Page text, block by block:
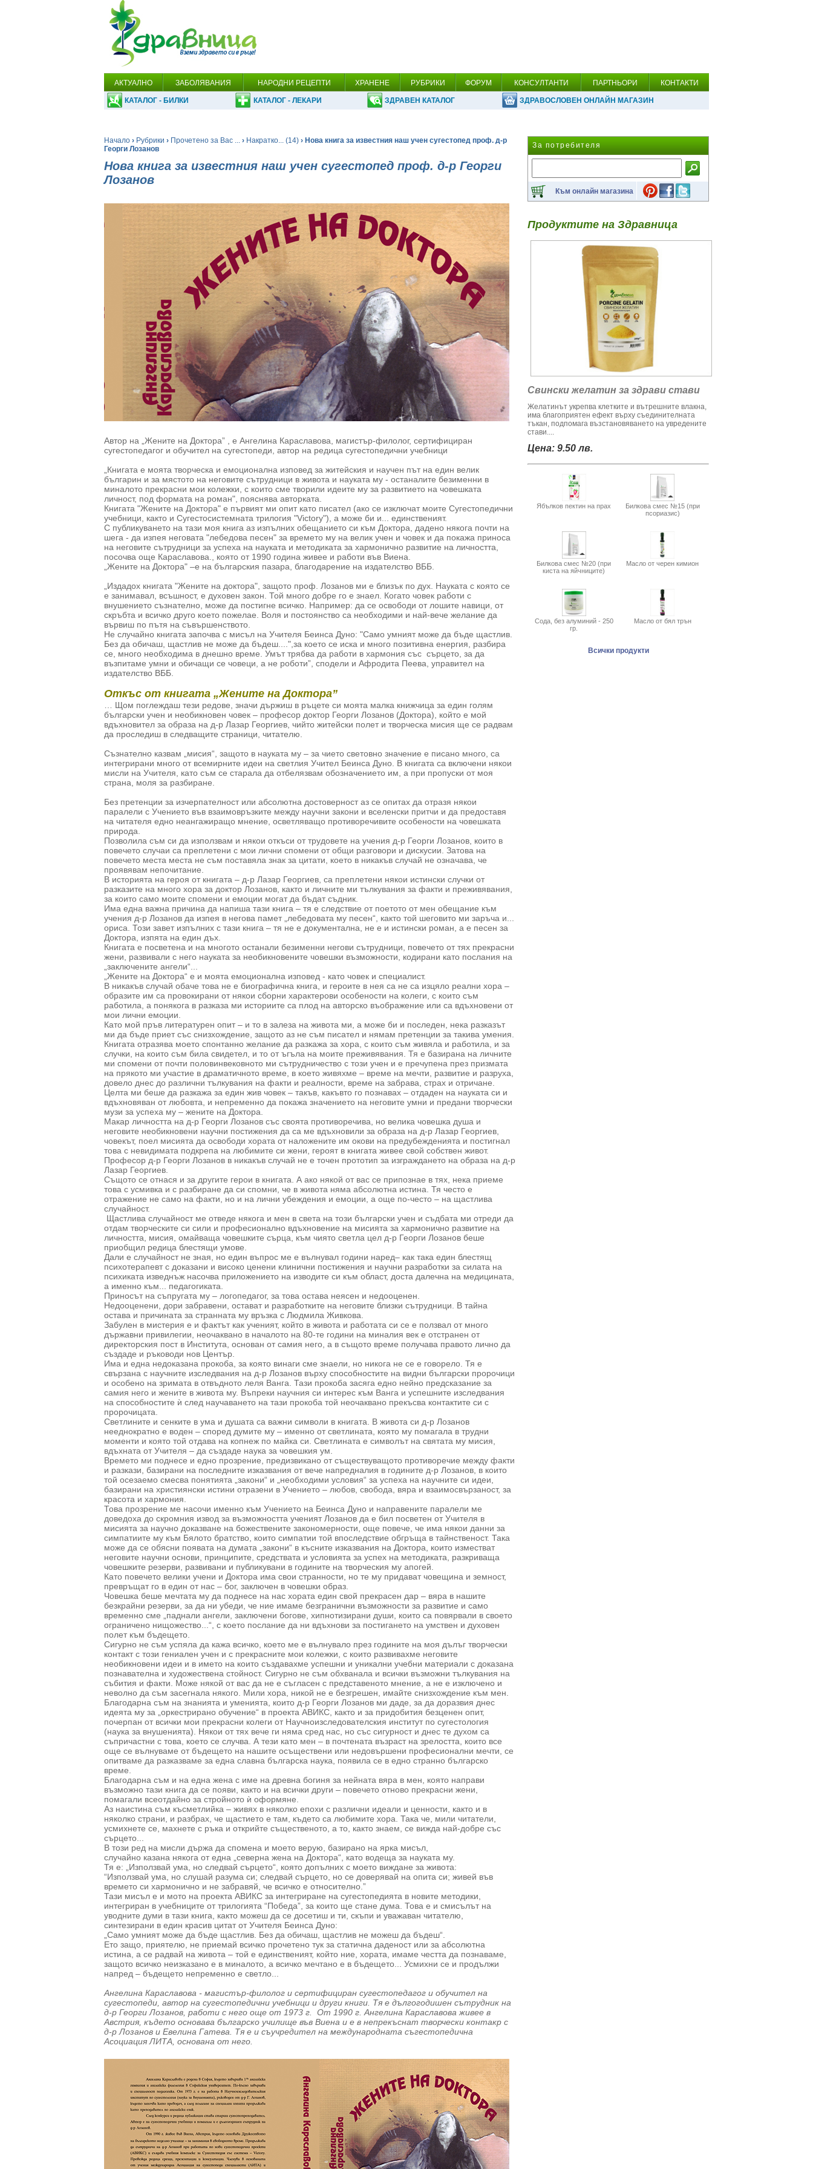
АКТУАЛНО ЗАБОЛЯВАНИЯ НАРОДНИ РЕЦЕПТИ ХРАНЕНЕ РУБРИКИ ФОРУМ КОНСУЛТАНТИ ПАРТНЬОРИ КОНТАКТИ
КАТАЛОГ - БИЛКИ КАТАЛОГ - ЛЕКАРИ ЗДРАВЕН КАТАЛОГ ЗДРАВОСЛОВЕН ОНЛАЙН МАГАЗИН
Начало › Рубрики › Прочетено за Вас ... › Накратко... (14) › Нова книга за известния наш учен сугестопед проф. д-р
Георги Лозанов
Нова книга за известния наш учен сугестопед проф. д-р Георги
Лозанов
Автор на „Жените на Доктора” , е Ангелина Караславова, магистър-филолог, сертифициран
сугестопедагог и обучител на сугестопеди, автор на редица сугестопедични учебници
„Книгата е моята творческа и емоционална изповед за житейския и научен път на един велик
българин и за мястото на неговите сътрудници в живота и науката му - останалите безименни в
миналото прекрасни мои колежки, с които сме творили идеите му за развитието на човешката
личност, под формата на роман", пояснява авторката.
Книгата "Жените на Доктора" е първият ми опит като писател (ако се изключат моите Сугестопедични
учебници, както и Сугестосистемната трилогия "Victory"), а може би и... единственият.
С публикуването на тази моя книга аз изпълних обещанието си към Доктора, дадено някога почти на
шега - да изпея неговата "лебедова песен" за времето му на велик учен и човек и да покажа приноса
на неговите сътрудници за успеха на науката и методиката за хармонично развитие на личността,
посочва още Караславова., която от 1990 година живее и работи във Виена.
„Жените на Доктора" –е на българския пазара, благодарение на издателство ВББ.
„Издадох книгата "Жените на доктора", защото проф. Лозанов ми е близък по дух. Науката с която се
е занимавал, всъшност, е духовен закон. Той много добре го е знаел. Когато човек работи с
внушението съзнателно, може да постигне всичко. Например: да се освободи от лошите навици, от
скръбта и всичко друго което пожелае. Воля и постоянство са необходими и най-вече желание да
вървиш по пътя на съвършенството.
Не случайно книгата започва с мисъл на Учителя Беинса Дуно: "Само умният може да бъде щастлив.
Без да обичаш, щастлив не може да бъдеш....",за което се иска и много позитивна енергия, разбира
се, много необходима в днешно време. Умът трябва да работи в хармония със сърцето, за да
възпитаме умни и обичащи се човеци, а не роботи”, сподели и Афродита Пеева, управител на
издателство ВББ.
Откъс от книгата „Жените на Доктора”
… Щом поглеждаш тези редове, значи държиш в ръцете си моята малка книжчица за един голям
български учен и необикновен човек – професор доктор Георги Лозанов (Доктора), който е мой
вдъхновител за образа на д-р Лазар Георгиев, чийто житейски полет и творческа мисия ще се радвам
да проследиш в следващите страници, читателю.
Съзнателно казвам „мисия“, защото в науката му – за чието световно значение е писано много, са
интегрирани много от всемирните идеи на светлия Учител Беинса Дуно. В книгата са включени някои
мисли на Учителя, като съм се старала да отбелязвам обозначението им, а при пропуски от моя
страна, моля за разбиране.
Без претенции за изчерпателност или абсолютна достоверност аз се опитах да отразя някои
паралели с Учението във взаимовръзките между научни закони и вселенски притчи и да предоставя
на читателя едно неангажиращо мнение, осветляващо противоречивите особености на човешката
природа.
Позволила съм си да използвам и някои откъси от трудовете на учения д-р Георги Лозанов, които в
повечето случаи са преплетени с мои лични спомени от общи разговори и дискусии. Затова на
повечето места места не съм поставяла знак за цитати, което в никакъв случай не означава, че
проявявам непочитание.
В историята на героя от книгата – д-р Лазар Георгиев, са преплетени някои истински случки от
разказите на много хора за доктор Лозанов, както и личните ми тълкувания за факти и преживявания,
за които само моите спомени и емоции могат да бъдат съдник.
Има една важна причина да напиша тази книга – тя е следствие от поетото от мен обещание към
учения д-р Лозанов да изпея в негова памет „лебедовата му песен“, както той шеговито ми заръча и...
ориса. Този завет изпълних с тази книга – тя не е документална, не е и истински роман, а е песен за
Доктора, изпята на един дъх.
Книгата е посветена и на многото останали безименни негови сътрудници, повечето от тях прекрасни
жени, развивали с него науката за необикновените човешки възможности, кодирани като послания на
„заключените ангели“...
„Жените на Доктора“ е и моята емоционална изповед - като човек и специалист.
В никакъв случай обаче това не е биографична книга, и героите в нея са не са изцяло реални хора –
образите им са провокирани от някои сборни характерови особености на колеги, с които съм
работила, а понякога в разказа ми историите са плод на авторско въображение или са вдъхновени от
мои лични емоции.
Като мой пръв литературен опит – и то в залеза на живота ми, а може би и последен, нека разказът
ми да бъде приет със снизхождение, защото аз не съм писател и нямам претенции за такива умения.
Книгата отразява моето спонтанно желание да разкажа за хора, с които съм живяла и работила, и за
случки, на които съм била свидетел, и то от ъгъла на моите преживявания. Тя е базирана на личните
ми спомени от почти половинвековното ми сътрудничество с този учен и е пречупена през призмата
на прякото ми участие в драматичното време, в което живяхме – време на мечти, развитие и разруха,
довело днес до различни тълкувания на факти и реалности, време на забрава, страх и отричане.
Целта ми беше да разкажа за един жив човек – такъв, какъвто го познавах – отдаден на науката си и
вдъхновяван от любовта, и непременно да покажа значението на неговите умни и предани творчески
музи за успеха му – жените на Доктора.
Макар личността на д-р Георги Лозанов със своята противоречива, но велика човешка душа и
неговите необикновени научни постижения да са ме вдъхновили за образа на д-р Лазар Георгиев,
човекът, поел мисията да освободи хората от наложените им окови на предубежденията и постигнал
това с невидимата подкрепа на любимите си жени, героят в книгата живее свой собствен живот.
Професор д-р Георги Лозанов в никакъв случай не е точен прототип за изграждането на образа на д-р
Лазар Георгиев.
Същото се отнася и за другите герои в книгата. А ако някой от вас се припознае в тях, нека приеме
това с усмивка и с разбиране да си спомни, че в живота няма абсолютна истина. Тя често е
отражение не само на факти, но и на лични убеждения и емоции, а още по-често – на щастлива
случайност.
Щастлива случайност ме отведе някога и мен в света на този български учен и съдбата ми отреди да
отдам творческите си сили и професионално вдъхновение на мисията за хармонично развитие на
личността, мисия, омайваща човешките сърца, към чиято светла цел д-р Георги Лозанов беше
приобщил редица блестящи умове.
Дали е случайност не зная, но един въпрос ме е вълнувал години наред– как така един блестящ
психотерапевт с доказани и високо ценени клинични постижения и научни разработки за силата на
психиката изведнъж насочва приложението на изводите си към област, доста далечна на медицината,
а именно към... педагогиката.
Приносът на съпругата му – логопедагог, за това остава неясен и недооценен.
Недооценени, дори забравени, остават и разработките на неговите близки сътрудници. В тайна
остава и причината за странната му връзка с Людмила Живкова.
Забулен в мистерия e и фактът как ученият, който в живота и работата си се е ползвал от много
държавни привилегии, неочаквано в началото на 80-те години на миналия век е отстранен от
директорския пост в Института, основан от самия него, а в същото време получава правото лично да
създаде и ръководи нов Център.
Има и една недоказана прокоба, за която винаги сме знаели, но никога не се е говорело. Тя е
свързана с научните изследвания на д-р Лозанов върху способностите на видни български пророчици
и особено на зримата в отвъдното леля Ванга. Тази прокоба засяга едно нейно предсказание за
самия него и жените в живота му. Въпреки научния си интерес към Ванга и успешните изследвания
на способностите ѝ след научаването на тази прокоба той неочаквано прекъсва контактите си с
пророчицата.
Светлините и сенките в ума и душата са важни символи в книгата. В живота си д-р Лозанов
нееднократно е воден – според думите му – именно от светлината, която му помагала в трудни
моменти и която той отдава на копнеж по майка си. Светлината е символът на святата му мисия,
вдъхната от Учителя – да създаде наука за човешкия ум.
Времето ми поднесе и едно прозрение, предизвикано от съществуващото противоречие между факти
и разкази, базирани на последните изказвания от вече напредналия в годините д-р Лозанов, в които
той осезаемо смесва понятията „закони“ и „необходими условия“ за успеха на научните си идеи,
базирани на християнски истини отразени в Учението – любов, свобода, вяра и взаимосвързаност, за
красота и хармония.
Това прозрение ме насочи именно към Учението на Беинса Дуно и направените паралели ме
доведоха до скромния извод за възможността ученият Лозанов да е бил посветен от Учителя в
мисията за научно доказване на божествените закономерности, още повече, че има някои данни за
симпатиите му към Бялото братство, които симпатии той впоследствие обгръща в тайнственост. Така
може да се обясни появата на думата „закони“ в късните изказвания на Доктора, които изместват
неговите научни основи, принципите, средствата и условията за успех на методиката, разкриваща
човешките резерви, развивани и публикувани в годините на творческия му апогей.
Като повечето велики учени и Доктора има свои странности, но те му придават човещина и земност,
превръщат го в един от нас – бог, заключен в човешки образ.
Човешка беше мечтата му да поднесе на нас хората един свой прекрасен дар – вяра в нашите
безкрайни резерви, за да ни убеди, че ние имаме безгранични възможности за развитие и само
временно сме „паднали ангели, заключени богове, хипнотизирани души, които са повярвали в своето
ограничено нищожество...“, с което послание да ни вдъхнови за постигането на умствен и духовен
полет към бъдещето.
Сигурно не съм успяла да кажа всичко, което ме е вълнувало през годините на моя дълъг творчески
контакт с този гениален учен и с прекрасните мои колежки, с които развивахме неговите
необикновени идеи и в името на които създавахме успешни и уникални учебни материали с доказана
познавателна и художествена стойност. Сигурно не съм обхванала и всички възможни тълкувания на
събития и факти. Може някой от вас да не е съгласен с представеното мнение, а не е изключено и
неволно да съм засегнала някого. Мили хора, никой не е безгрешен, имайте снизхождение към мен.
Благодарна съм на знанията и уменията, които д-р Георги Лозанов ми даде, за да доразвия днес
идеята му за „оркестрирано обучение“ в проекта АВИКС, както и за придобития безценен опит,
почерпан от всички мои прекрасни колеги от Научноизследователския институт по сугестология
(наука за внушенията). Някои от тях вече ги няма сред нас, но със сигурност и днес те духом са
съпричастни с това, което се случва. А тези като мен – в почтената възраст на зрелостта, които все
още се вълнуваме от бъдещето на нашите осъществени или недовършени професионални мечти, се
опитваме да разказваме за една славна българска наука, появила се в едно странно българско
време.
Благодарна съм и на една жена с име на древна богиня за нейната вяра в мен, която направи
възможно тази книга да се появи, както и на всички други – повечето отново прекрасни жени,
помагали всеотдайно за стройното ѝ оформяне.
Аз наистина съм късметлийка – живях в няколко епохи с различни идеали и ценности, както и в
няколко страни, и разбрах, че щастието е там, където са любимите хора. Така че, мили читатели,
усмихнете се, махнете с ръка и открийте същественото, а то, както знаем, се вижда най-добре със
сърцето...
В този ред на мисли държа да спомена и моето верую, базирано на ярка мисъл,
случайно казана някога от една „северна жена на Доктора“, като водеща за науката му.
Тя е: „Използвай ума, но следвай сърцето“, която допълних с моето виждане за живота:
“Използвай ума, но слушай разума си; следвай сърцето, но се доверявай на опита си; живей във
времето си хармонично и не забравяй, че всичко е относително.”
Тази мисъл е и мото на проекта АВИКС за интегриране на сугестопедията в новите методики,
интегриран в учебниците от трилогията “Победа”, за които ще стане дума. Това е и смисълът на
уводните думи в тази книга, както можеш да се досетиш и ти, скъпи и уважаван читателю,
синтезирани в един красив цитат от Учителя Беинса Дуно:
„Само умният може да бъде щастлив. Без да обичаш, щастлив не можеш да бъдеш“.
Ето защо, приятелю, не приемай всичко прочетено тук за статична даденост или за абсолютна
истина, а се радвай на живота – той е единственият, който ние, хората, имаме честта да познаваме,
защото всичко неизказано е в миналото, а всичко мечтано е в бъдещето... Усмихни се и продължи
напред – бъдещето непременно е светло...
Ангелина Караславова - магистър-филолог и сертифициран сугестопедагог и обучител на
сугестопеди, автор на сугестопедични учебници и други книги. Тя е дългогодишен сътрудник на
д-р Георги Лозанов, работи с него още от 1973 г. От 1990 г. Ангелина Караславова живее в
Австрия, където основава българско училище във Виена и е в непрекъснат творчески контакр с
д-р Лозанов и Евелина Гатева. Тя е и съучредител на международната съгестопедична
Асоциация ЛИТА, основана от него.
За потребителя
Към онлайн магазина
Продуктите на Здравница
Свински желатин за здрави стави
Желатинът укрепва клетките и вътрешните влакна,
има благоприятен ефект върху съединителната
тъкан, подпомага възстановяването на увредените
стави....
Цена: 9.50 лв.
Ябълков пектин на прах
Билкова смес №15 (при
псориазис)
Билкова смес №20 (при
киста на яйчниците)
Масло от черен кимион
Сода, без алуминий - 250
гр.
Масло от бял трън
Всички продукти